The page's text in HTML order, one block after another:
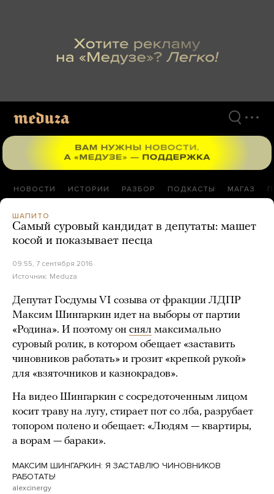
НОВОСТИ ИСТОРИИ РАЗБОР ПОДКАСТЫ МАГАЗ
ШАПИТО
Самый суровый кандидат в депутаты: машет
косой и показывает песца
09:55, 7 сентября 2016
Источник: Meduza
Депутат Госдумы VI созыва от фракции ЛДПР
Максим Шингаркин идет на выборы от партии
«Родина». И поэтому он снял максимально
суровый ролик, в котором обещает «заставить
чиновников работать» и грозит «крепкой рукой»
для «взяточников и казнокрадов».
На видео Шингаркин с сосредоточенным лицом
косит траву на лугу, стирает пот со лба, разрубает
топором полено и обещает: «Людям — квартиры,
а ворам — бараки».
МАКСИМ ШИНГАРКИН: Я ЗАСТАВЛЮ ЧИНОВНИКОВ
РАБОТАТЬ!
alexcinergy